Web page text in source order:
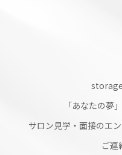
「あなたの夢
サロン見学・面接のエ
ご連